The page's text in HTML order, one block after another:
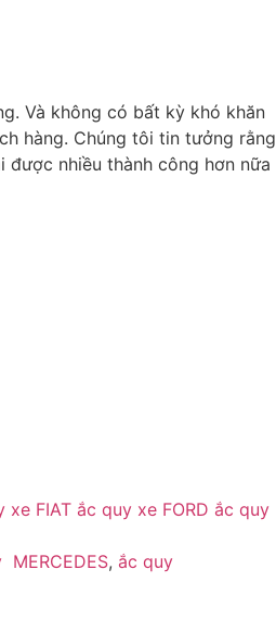
Và không có bất kỳ khó khăn
hàng. Chúng tôi tin tưởng rằng
được nhiều thành công hơn nữa
xe FIAT ắc quy xe FORD ắc quy
MERCEDES, ắc quy